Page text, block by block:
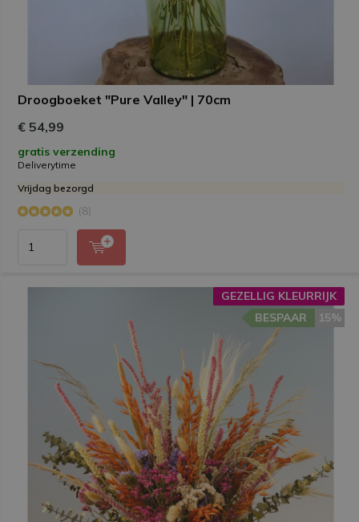
Droogboeket "Pure Valley" | 70cm
€ 54,99
gratis verzending
Deliverytime
Vrijdag bezorgd
(8)
GEZELLIG KLEURRIJK
15%
BESPAAR